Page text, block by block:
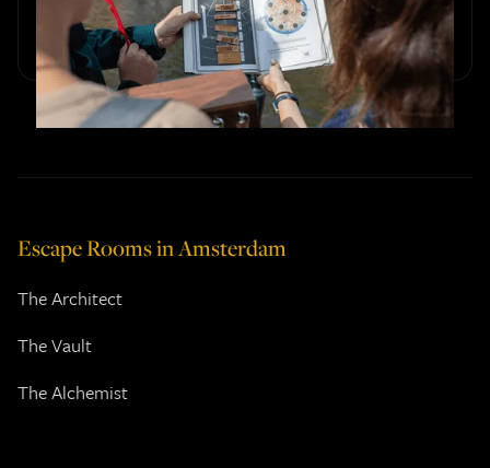
Verbeter teamprestaties met outdoor teambuilding: stress
verlagen, sterke banden opbouwen en productiviteit
verhogen.
Escape Rooms in Amsterdam
The Architect
The Vault
The Alchemist